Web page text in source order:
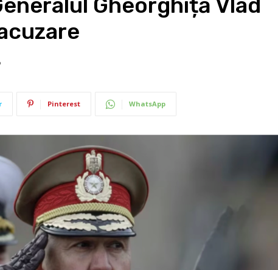
Pinterest WhatsApp